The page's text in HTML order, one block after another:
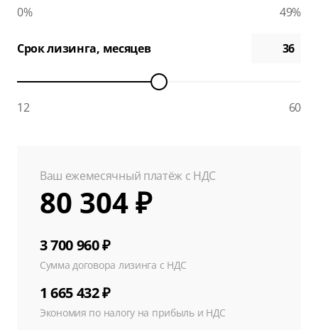
0% 49%
Срок лизинга, месяцев
12 60
Ваш ежемесячный платёж с НДС
80 304 ₽
3 700 960 ₽
Сумма договора лизинга с НДС
1 665 432 ₽
Экономия по налогу на прибыль и НДС